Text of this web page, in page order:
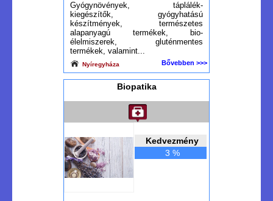
Gyógynövények, táplálék-
kiegészítők, gyógyhatású
készítmények, természetes
alapanyagú termékek, bio-
élelmiszerek, gluténmentes
termékek, valamint...
Nyíregyháza Bővebben >>>
Biopatika
Kedvezmény
3 %